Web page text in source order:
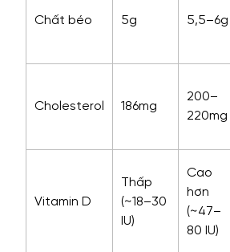
Chất béo 5g 5,5–6g
Cholesterol 186mg
200–
220mg
Vitamin D
Thấp
(~18–30
IU)
Cao
hơn
(~47–
80 IU)